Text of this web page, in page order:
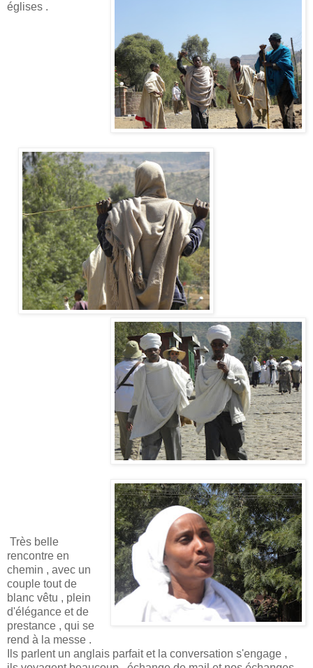
églises .
Très belle
rencontre en
chemin , avec un
couple tout de
blanc vêtu , plein
d'élégance et de
prestance , qui se
rend à la messe .
Ils parlent un anglais parfait et la conversation s'engage ,